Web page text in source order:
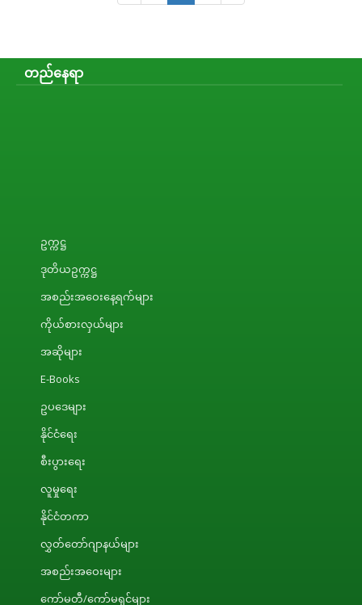
တည်နေရာ
ဥက္ကဋ္ဌ
ဒုတိယဥက္ကဋ္ဌ
အစည်းအဝေးနေ့ရက်များ
ကိုယ်စားလှယ်များ
အဆိုများ
E-Books
ဥပဒေများ
နိုင်ငံရေး
စီးပွားရေး
လူမှုရေး
နိုင်ငံတကာ
လွှတ်တော်ဂျာနယ်များ
အစည်းအဝေးများ
ကော်မတီ/ကော်မရှင်များ